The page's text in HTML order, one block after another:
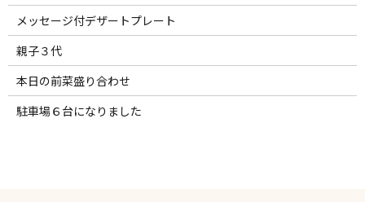
メッセージ付デザートプレート
親子３代
本日の前菜盛り合わせ
駐車場６台になりました